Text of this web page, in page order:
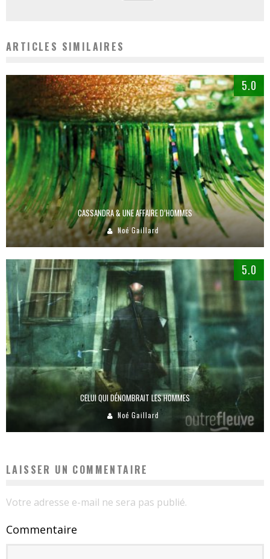
ARTICLES SIMILAIRES
5.0
CASSANDRA & UNE AFFAIRE D’HOMMES
Noé Gaillard
5.0
CELUI QUI DÉNOMBRAIT LES HOMMES
Noé Gaillard
LAISSER UN COMMENTAIRE
Votre adresse e-mail ne sera pas publié.
Commentaire